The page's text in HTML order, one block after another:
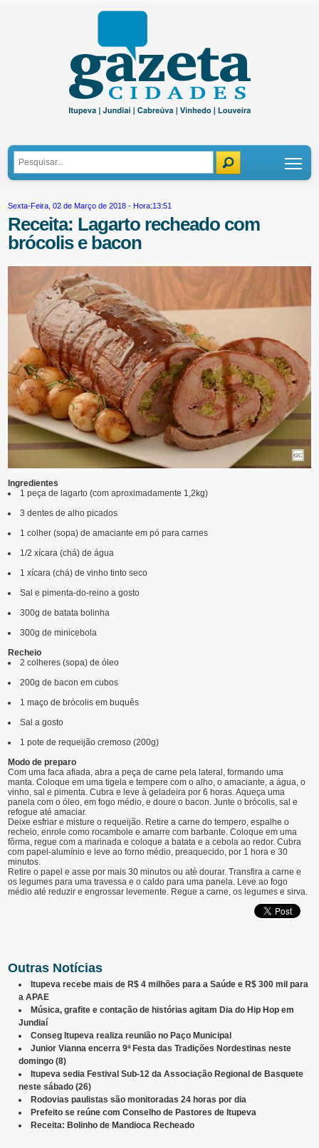
Sexta-Feira, 02 de Março de 2018 - Hora:13:51
Receita: Lagarto recheado com
brócolis e bacon
Ingredientes
1 peça de lagarto (com aproximadamente 1,2kg)
3 dentes de alho picados
1 colher (sopa) de amaciante em pó para carnes
1/2 xícara (chá) de água
1 xícara (chá) de vinho tinto seco
Sal e pimenta-do-reino a gosto
300g de batata bolinha
300g de minicebola
Recheio
2 colheres (sopa) de óleo
200g de bacon em cubos
1 maço de brócolis em buquês
Sal a gosto
1 pote de requeijão cremoso (200g)
Modo de preparo
Com uma faca afiada, abra a peça de carne pela lateral, formando uma
manta. Coloque em uma tigela e tempere com o alho, o amaciante, a água, o
vinho, sal e pimenta. Cubra e leve à geladeira por 6 horas. Aqueça uma
panela com o óleo, em fogo médio, e doure o bacon. Junte o brócolis, sal e
refogue até amaciar.
Deixe esfriar e misture o requeijão. Retire a carne do tempero, espalhe o
recheio, enrole como rocambole e amarre com barbante. Coloque em uma
fôrma, regue com a marinada e coloque a batata e a cebola ao redor. Cubra
com papel-alumínio e leve ao forno médio, preaquecido, por 1 hora e 30
minutos.
Retire o papel e asse por mais 30 minutos ou até dourar. Transfira a carne e
os legumes para uma travessa e o caldo para uma panela. Leve ao fogo
médio até reduzir e engrossar levemente. Regue a carne, os legumes e sirva.
Outras Notícias
Itupeva recebe mais de R$ 4 milhões para a Saúde e R$ 300 mil para
a APAE
Música, grafite e contação de histórias agitam Dia do Hip Hop em
Jundiaí
Conseg Itupeva realiza reunião no Paço Municipal
Junior Vianna encerra 9ª Festa das Tradições Nordestinas neste
domingo (8)
Itupeva sedia Festival Sub-12 da Associação Regional de Basquete
neste sábado (26)
Rodovias paulistas são monitoradas 24 horas por dia
Prefeito se reúne com Conselho de Pastores de Itupeva
Receita: Bolinho de Mandioca Recheado